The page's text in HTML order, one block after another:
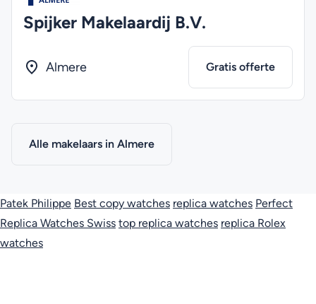
Spijker Makelaardij B.V.
Almere Gratis offerte
Alle makelaars in Almere
Patek Philippe Best copy watches replica watches Perfect
Replica Watches Swiss top replica watches replica Rolex
watches